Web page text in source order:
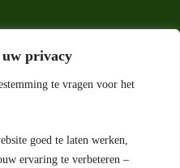
privacy
te vragen voor het
goed te laten werken,
ervaring te verbeteren –